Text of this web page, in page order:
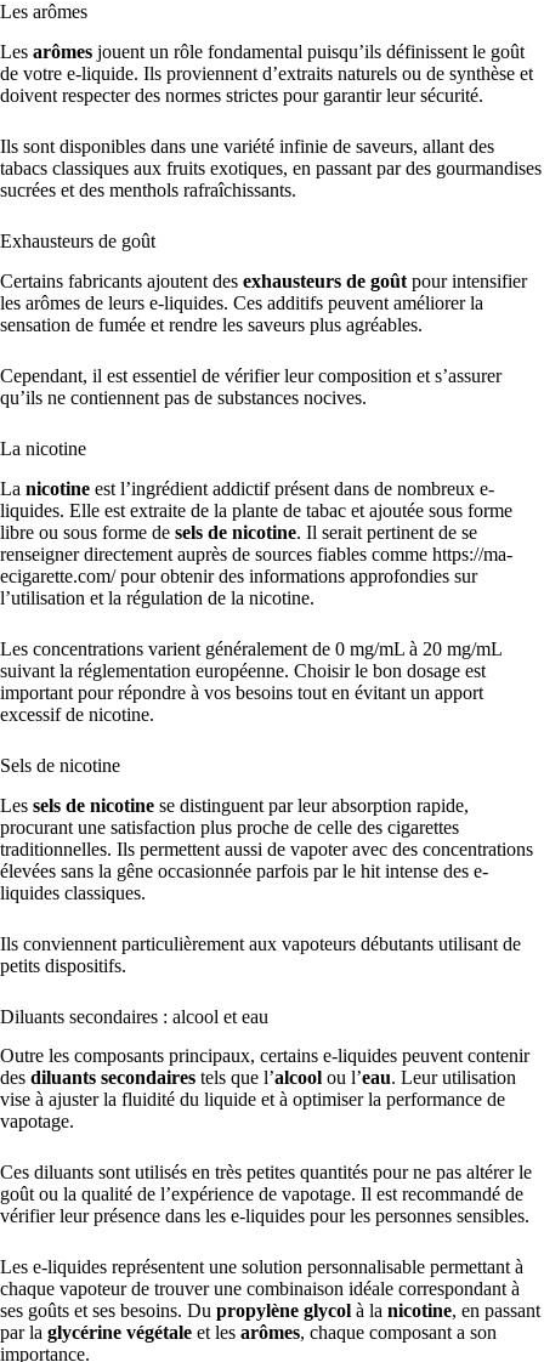
Les arômes
Les arômes jouent un rôle fondamental puisqu’ils définissent le goût
de votre e-liquide. Ils proviennent d’extraits naturels ou de synthèse et
doivent respecter des normes strictes pour garantir leur sécurité.
Ils sont disponibles dans une variété infinie de saveurs, allant des
tabacs classiques aux fruits exotiques, en passant par des gourmandises
sucrées et des menthols rafraîchissants.
Exhausteurs de goût
Certains fabricants ajoutent des exhausteurs de goût pour intensifier
les arômes de leurs e-liquides. Ces additifs peuvent améliorer la
sensation de fumée et rendre les saveurs plus agréables.
Cependant, il est essentiel de vérifier leur composition et s’assurer
qu’ils ne contiennent pas de substances nocives.
La nicotine
La nicotine est l’ingrédient addictif présent dans de nombreux e-
liquides. Elle est extraite de la plante de tabac et ajoutée sous forme
libre ou sous forme de sels de nicotine. Il serait pertinent de se
renseigner directement auprès de sources fiables comme https://ma-
ecigarette.com/ pour obtenir des informations approfondies sur
l’utilisation et la régulation de la nicotine.
Les concentrations varient généralement de 0 mg/mL à 20 mg/mL
suivant la réglementation européenne. Choisir le bon dosage est
important pour répondre à vos besoins tout en évitant un apport
excessif de nicotine.
Sels de nicotine
Les sels de nicotine se distinguent par leur absorption rapide,
procurant une satisfaction plus proche de celle des cigarettes
traditionnelles. Ils permettent aussi de vapoter avec des concentrations
élevées sans la gêne occasionnée parfois par le hit intense des e-
liquides classiques.
Ils conviennent particulièrement aux vapoteurs débutants utilisant de
petits dispositifs.
Diluants secondaires : alcool et eau
Outre les composants principaux, certains e-liquides peuvent contenir
des diluants secondaires tels que l’alcool ou l’eau. Leur utilisation
vise à ajuster la fluidité du liquide et à optimiser la performance de
vapotage.
Ces diluants sont utilisés en très petites quantités pour ne pas altérer le
goût ou la qualité de l’expérience de vapotage. Il est recommandé de
vérifier leur présence dans les e-liquides pour les personnes sensibles.
Les e-liquides représentent une solution personnalisable permettant à
chaque vapoteur de trouver une combinaison idéale correspondant à
ses goûts et ses besoins. Du propylène glycol à la nicotine, en passant
par la glycérine végétale et les arômes, chaque composant a son
importance.